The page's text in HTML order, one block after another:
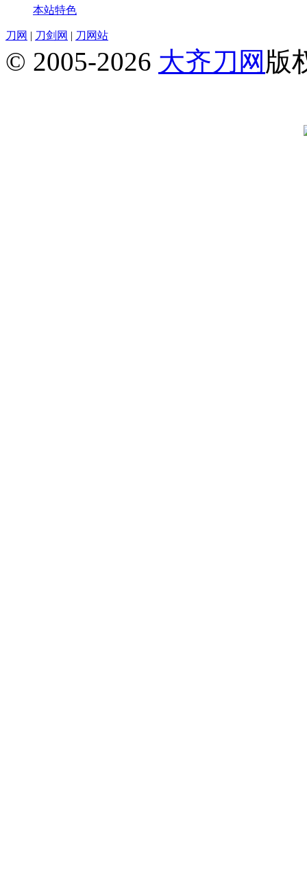
本站特色
刀网 | 刀剑网 | 刀网站
© 2005-2026 大齐刀网 版